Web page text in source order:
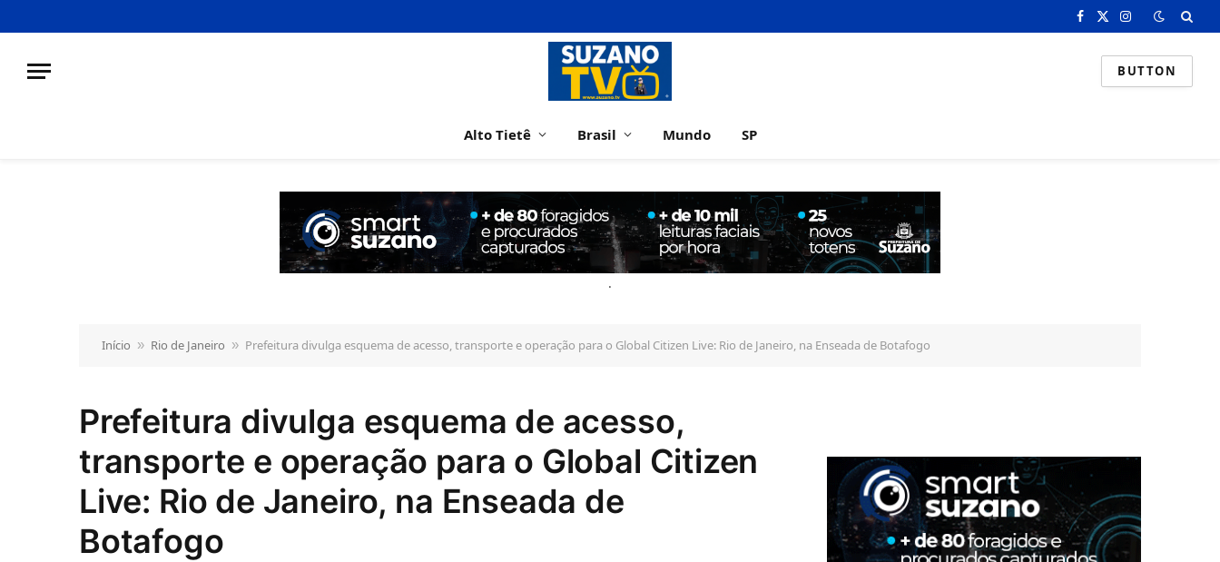
Facebook
X
Instagram
BUTTON
Alto Tietê Brasil Mundo SP
.
Início » Rio de Janeiro » Prefeitura divulga esquema de acesso, transporte e operação para o Global Citizen Live: Rio de Janeiro, na Enseada de Botafogo
Prefeitura divulga esquema de acesso,
transporte e operação para o Global Citizen
Live: Rio de Janeiro, na Enseada de
Botafogo